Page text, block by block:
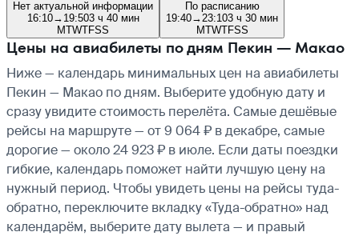
Нет актуальной информации
16:10→ 19:503 ч 40 мин
MTWTFSS
По расписанию
19:40→ 23:103 ч 30 мин
MTWTFSS
Цены на авиабилеты по дням Пекин — Макао
Ниже — календарь минимальных цен на авиабилеты
Пекин — Макао по дням. Выберите удобную дату и
сразу увидите стоимость перелёта. Самые дешёвые
рейсы на маршруте — от 9 064 ₽ в декабре, самые
дорогие — около 24 923 ₽ в июле. Если даты поездки
гибкие, календарь поможет найти лучшую цену на
нужный период. Чтобы увидеть цены на рейсы туда-
обратно, переключите вкладку «Туда-обратно» над
календарём, выберите дату вылета — и правый